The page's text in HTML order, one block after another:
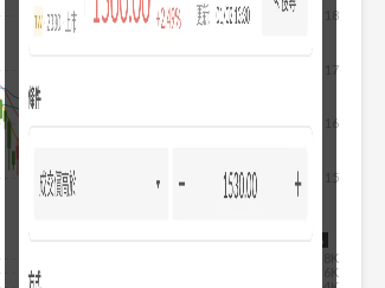
15
16
17
18
2026/08/06
6K
8K